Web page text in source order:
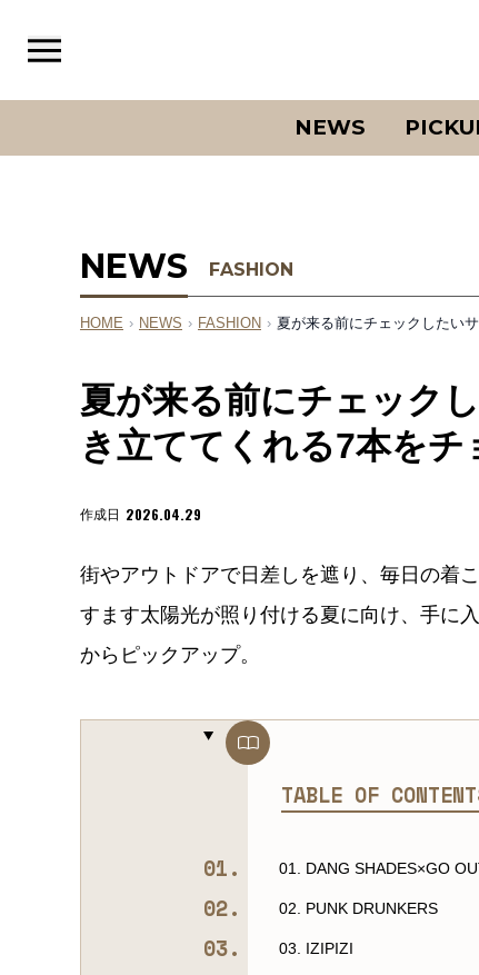
NEWS
NEWS FASHION
HOME › NEWS › FASHION › 夏が来る前にチェックしたい
夏が来る前にチェック
き立ててくれる7本をチ
作成日 2026.04.29
街やアウトドアで日差しを遮り、毎日の着
すます太陽光が照り付ける夏に向け、手に
からピックアップ。
TABLE OF
01. DANG SHADES×GO
02. PUNK DRUNKERS
03. IZIPIZI